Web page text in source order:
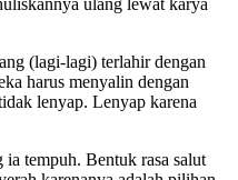
(lagi-lagi) terlahir dengan
harus menyalin dengan
lenyap. Lenyap karena
ia tempuh. Bentuk rasa salut